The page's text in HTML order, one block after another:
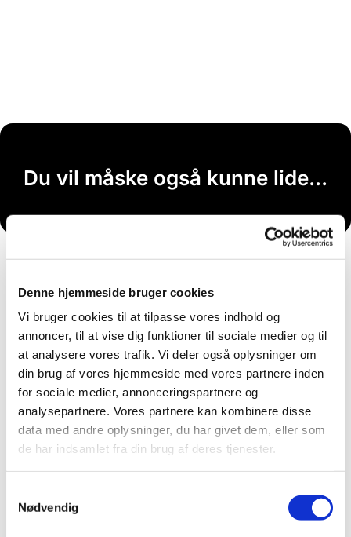
Denne hjemmeside bruger cookies
Vi bruger cookies til at tilpasse vores indhold og
annoncer, til at vise dig funktioner til sociale medier og til
at analysere vores trafik. Vi deler også oplysninger om
din brug af vores hjemmeside med vores partnere inden
for sociale medier, annonceringspartnere og
analysepartnere. Vores partnere kan kombinere disse
data med andre oplysninger, du har givet dem, eller som
de har indsamlet fra din brug af deres tjenester.
Nødvendig
Du vil måske også kunne lide...